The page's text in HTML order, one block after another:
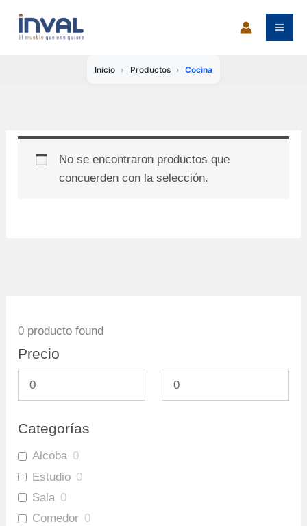
Inicio Productos Cocina
No se encontraron productos que
concuerden con la selección.
0 producto found
Precio
Categorías
Alcoba 0
Estudio 0
Sala 0
Comedor 0